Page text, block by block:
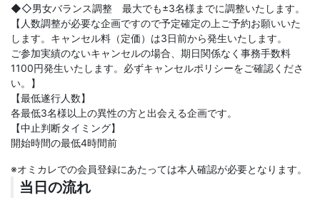
◆◇男女バランス調整 最大でも±3名様までに調整いたします。
【人数調整が必要な企画ですので予定確定の上ご予約お願いいた
します。キャンセル料（定価）は3日前から発生いたします。
ご参加実績のないキャンセルの場合、期日関係なく事務手数料
1100円発生いたします。必ずキャンセルポリシーをご確認くださ
い。】
【最低遂行人数】
各最低3名様以上の異性の方と出会える企画です。
【中止判断タイミング】
開始時間の最低4時間前
※オミカレでの会員登録にあたっては本人確認が必要となります。
当日の流れ